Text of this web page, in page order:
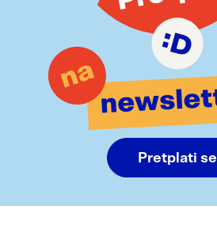
Pretplati se